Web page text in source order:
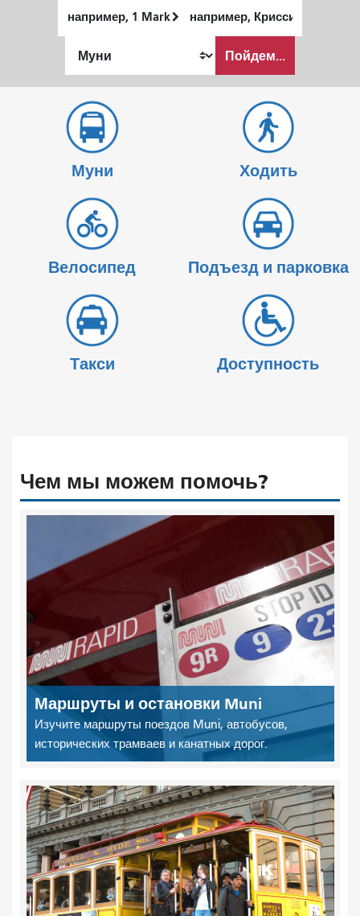
местоположение
окончания
хочу
путешествовать
Пойдем...
Муни Ходить
Велосипед Подъезд и парковка
Такси Доступность
Чем мы можем помочь?
Маршруты и остановки Muni
Изучите маршруты поездов Muni, автобусов,
исторических трамваев и канатных дорог.